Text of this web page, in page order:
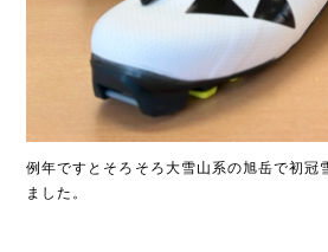
例年ですとそろそろ大雪山系の旭岳で初冠
ました。